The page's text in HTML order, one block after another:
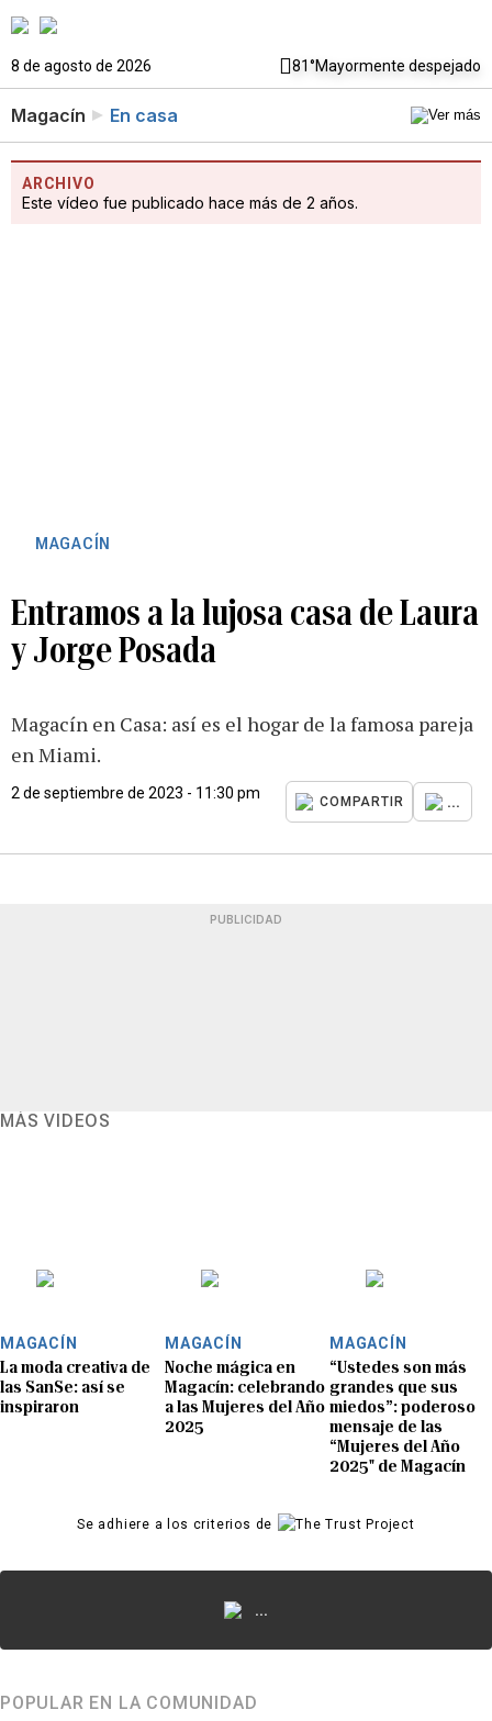
8 de agosto de 2026 81°Mayormente despejado
Magacín En casa
ARCHIVO
Este vídeo fue publicado hace más de 2 años.
MAGACÍN
Entramos a la lujosa casa de Laura
y Jorge Posada
Magacín en Casa: así es el hogar de la famosa pareja
en Miami.
2 de septiembre de 2023 - 11:30 pm
COMPARTIR ...
PUBLICIDAD
MÁS VIDEOS
MAGACÍN
La moda creativa de
las SanSe: así se
inspiraron
MAGACÍN
Noche mágica en
Magacín: celebrando
a las Mujeres del Año
2025
MAGACÍN
“Ustedes son más
grandes que sus
miedos”: poderoso
mensaje de las
“Mujeres del Año
2025" de Magacín
Se adhiere a los criterios de
...
POPULAR EN LA COMUNIDAD